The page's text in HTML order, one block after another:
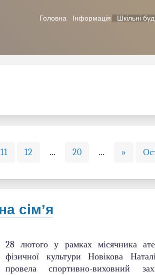
Головна Інформація Шкільні
11 12 ... 20 ... »
сім’я
28 лютого у рамках місячника
фізичної культури Новікова
провела спортивно-виховний